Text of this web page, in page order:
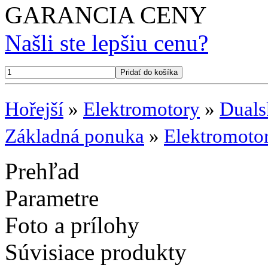
GARANCIA CENY
Našli ste lepšiu cenu?
Hořejší » Elektromotory »
Základná ponuka »
Prehľad
Parametre
Foto a prílohy
Súvisiace produkty